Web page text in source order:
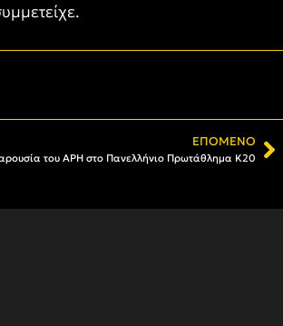
ΕΠΌΜΕΝΟ
του ΑΡΗ στο Πανελλήνιο Πρωτάθλημα Κ20